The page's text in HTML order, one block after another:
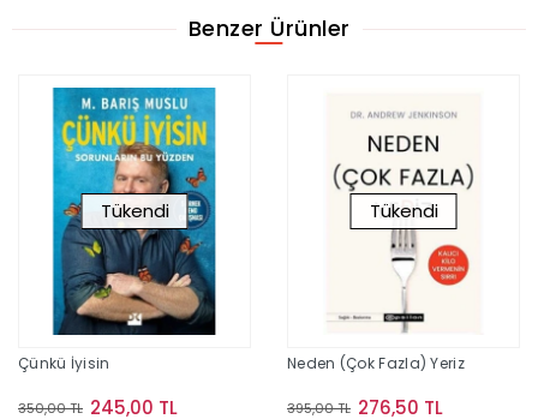
Benzer Ürünler
Tükendi
Çünkü İyisin
350,00 TL 245,00 TL
Tükendi
Neden (Çok Fazla) Yeriz
395,00 TL 276,50 TL